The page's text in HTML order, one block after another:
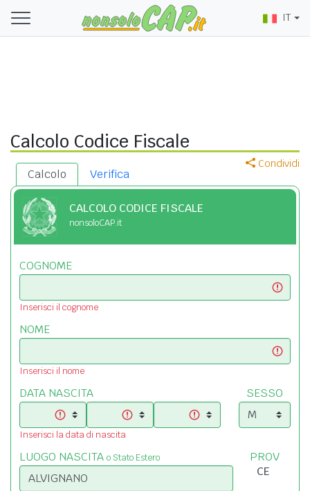
IT
Calcolo Codice Fiscale
Condividi
Calcolo Verifica
CALCOLO CODICE FISCALE
nonsoloCAP.it
COGNOME
Inserisci il cognome
NOME
Inserisci il nome
DATA NASCITA
Inserisci la data di nascita
SESSO
LUOGO NASCITA o Stato Estero PROV